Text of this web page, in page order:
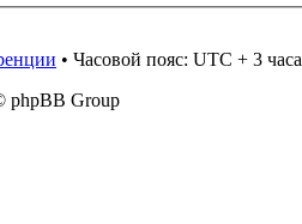
• Часовой пояс: UTC + 3 часа
phpBB Group